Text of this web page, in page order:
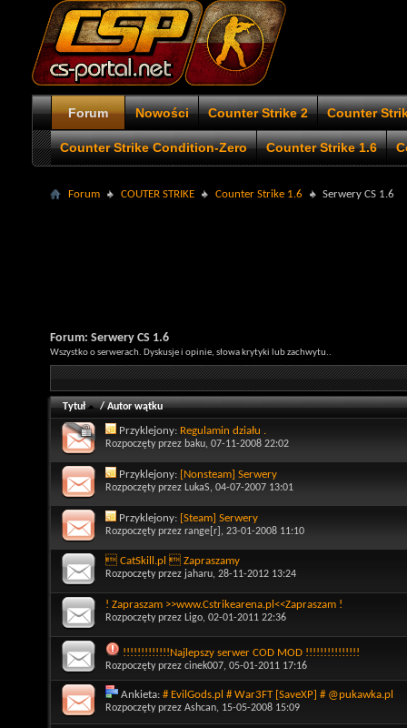
Forum Nowości Counter Strike 2 Counter
Counter Strike Condition-Zero Counter Strike 1.6
Forum COUTER STRIKE Counter Strike 1.6 Serwery CS 1.6
Forum: Serwery CS 1.6
Wszystko o serwerach. Dyskusje i opinie, słowa krytyki lub zachwytu..
Tytuł /Autor wątku
Przyklejony: Regulamin działu .
Rozpoczęty przez baku, 07-11-2008 22:02
Przyklejony: [Nonsteam] Serwery
Rozpoczęty przez LukaS, 04-07-2007 13:01
Przyklejony: [Steam] Serwery
Rozpoczęty przez range[r] , 23-01-2008 11:10
 CatSkill.pl  Zapraszamy
Rozpoczęty przez jaharu, 28-11-2012 13:24
! Zapraszam >>www.Cstrikearena.pl<<Zapraszam !
Rozpoczęty przez Ligo, 02-01-2011 22:36
!!!!!!!!!!!!!Najlepszy serwer COD MOD !!!!!!!!!!!!!!!
Rozpoczęty przez cinek007, 05-01-2011 17:16
Ankieta: # EvilGods.pl # War3FT [SaveXP] # @pukawka.pl
Rozpoczęty przez Ashcan, 15-05-2008 15:09